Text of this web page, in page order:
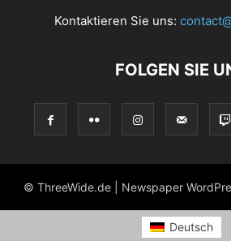
Kontaktieren Sie uns:
FOLGEN SIE
© ThreeWide.de | Newspaper
Deutsch